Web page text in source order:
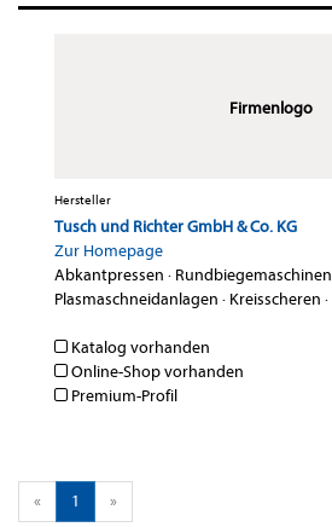
Firmenlogo
Hersteller
Tusch und Richter GmbH & Co. KG
Zur Homepage
Abkantpressen · Rundbiegemaschinen
Plasmaschneidanlagen · Kreisscheren ·
Katalog vorhanden
Online-Shop vorhanden
Premium-Profil
« 1 »